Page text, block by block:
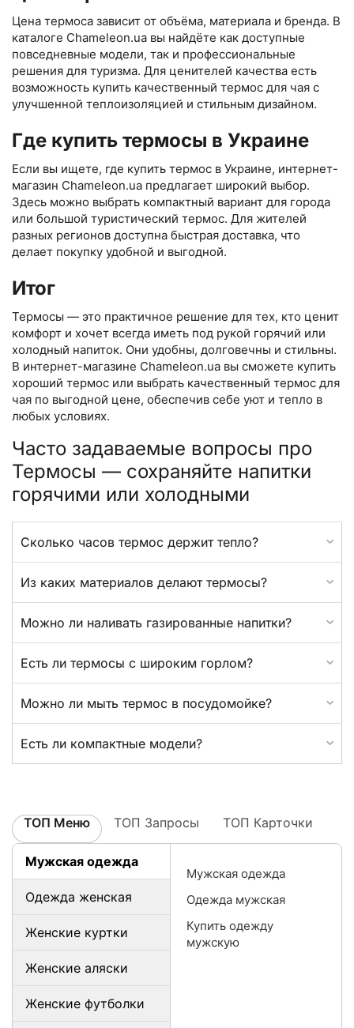
Цена термоса зависит от объёма, материала и бренда. В
каталоге Chameleon.ua вы найдёте как доступные
повседневные модели, так и профессиональные
решения для туризма. Для ценителей качества есть
возможность купить качественный термос для чая с
улучшенной теплоизоляцией и стильным дизайном.
Где купить термосы в Украине
Если вы ищете, где купить термос в Украине, интернет-
магазин Chameleon.ua предлагает широкий выбор.
Здесь можно выбрать компактный вариант для города
или большой туристический термос. Для жителей
разных регионов доступна быстрая доставка, что
делает покупку удобной и выгодной.
Итог
Термосы — это практичное решение для тех, кто ценит
комфорт и хочет всегда иметь под рукой горячий или
холодный напиток. Они удобны, долговечны и стильны.
В интернет-магазине Chameleon.ua вы сможете купить
хороший термос или выбрать качественный термос для
чая по выгодной цене, обеспечив себе уют и тепло в
любых условиях.
Часто задаваемые вопросы про
Термосы — сохраняйте напитки
горячими или холодными
Сколько часов термос держит тепло?
Из каких материалов делают термосы?
Можно ли наливать газированные напитки?
Есть ли термосы с широким горлом?
Можно ли мыть термос в посудомойке?
Есть ли компактные модели?
ТОП Меню ТОП Запросы ТОП Карточки
Мужская одежда
Одежда женская
Женские куртки
Женские аляски
Женские футболки
Мужская одежда
Одежда мужская
Купить одежду
мужскую